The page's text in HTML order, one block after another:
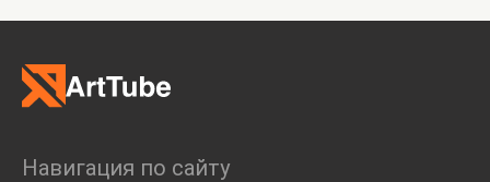
Дискуссия
Пост-релиз
Пресс-конференция
Ярмарка
Навигация по сайту